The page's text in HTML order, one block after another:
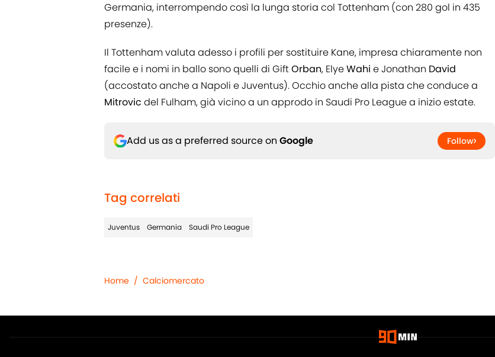
Germania, interrompendo così la lunga storia col Tottenham (con 280 gol in 435
presenze).
Il Tottenham valuta adesso i profili per sostituire Kane, impresa chiaramente non
facile e i nomi in ballo sono quelli di GiftOrban, ElyeWahi e Jonathan David
(accostato anche a Napoli e Juventus). Occhio anche alla pista che conduce a
Mitrovic del Fulham, già vicino a un approdo in Saudi Pro League a inizio estate.
Add us as a preferred source on Google Follow
Tag correlati
Juventus Germania Saudi Pro League
Home / Calciomercato